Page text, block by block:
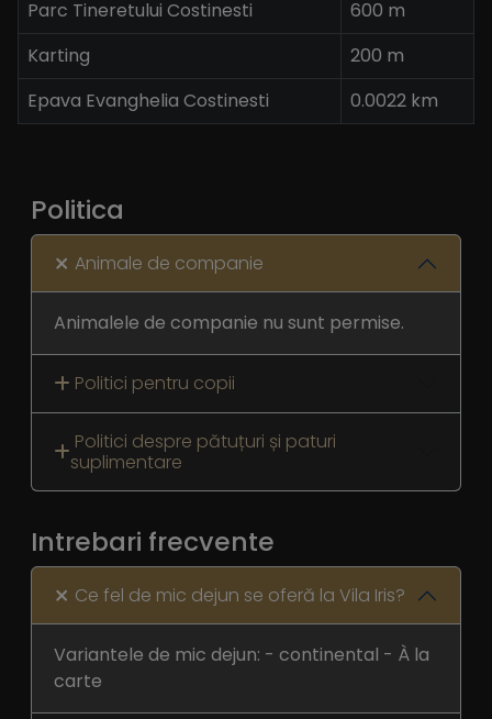
Parc Tineretului Costinesti
600 m
Karting
200 m
Epava Evanghelia Costinesti
0.0022 km
Politica
Animale de companie
Animalele de companie nu sunt permise.
Politici pentru copii
Politici despre pătuțuri și paturi
suplimentare
Intrebari frecvente
Ce fel de mic dejun se oferă la Vila Iris?
Variantele de mic dejun: - continental - À la
carte